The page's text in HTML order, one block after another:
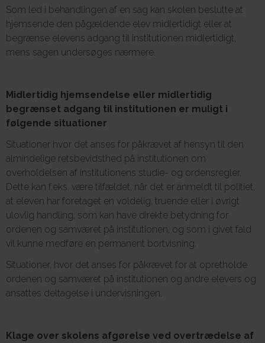
Som led i behandlingen af en sag kan skolen beslutte at
hjemsende den pågældende elev midlertidigt eller at
begrænse elevens adgang til institutionen midlertidigt,
mens sagen undersøges nærmere.
Midlertidig hjemsendelse eller midlertidig
begrænset adgang til institutionen er muligt i
følgende situationer
Situationer hvor det anses for påkrævet af hensyn til den
almindelige retsbevidsthed på institutionen om
overholdelsen af institutionens studie- og ordensregler.
Dette kan f.eks. være tilfældet, når det er anmeldt til politiet,
at eleven har foretaget en voldelig, truende eller i øvrigt
ulovlig handling, som kan have direkte betydning for
ordenen og samværet på institutionen, og som i givet fald
vil kunne medføre en permanent bortvisning.
Situationer, hvor det anses for påkrævet for at opretholde
ordenen og samværet på institutionen og andre elevers og
ansattes deltagelse i undervisningen.
Klage over skolens afgørelse ved overtrædelse af